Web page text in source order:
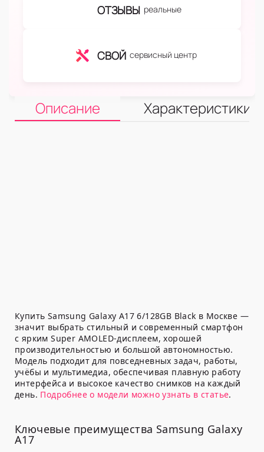
ОТЗЫВЫ реальные
СВОЙ сервисный центр
Описание Характеристики
Купить Samsung Galaxy A17 6/128GB Black в Москве —
значит выбрать стильный и современный смартфон
с ярким Super AMOLED-дисплеем, хорошей
производительностью и большой автономностью.
Модель подходит для повседневных задач, работы,
учёбы и мультимедиа, обеспечивая плавную работу
интерфейса и высокое качество снимков на каждый
день. Подробнее о модели можно узнать в статье.
Ключевые преимущества Samsung Galaxy
A17